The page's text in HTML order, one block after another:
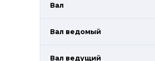
Вал
Вал ведомый
Вал ведущий